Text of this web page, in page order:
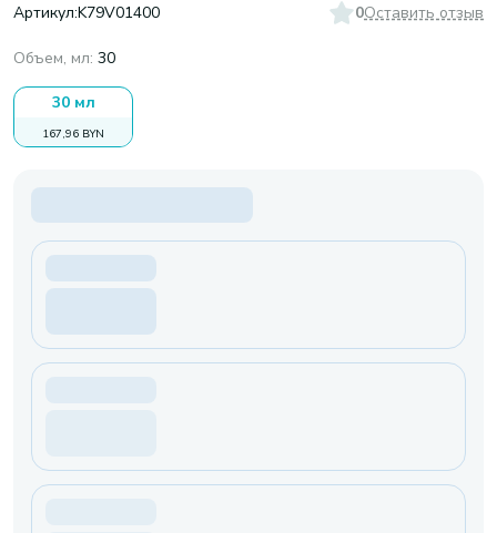
Артикул:K79V01400 0Оставить отзыв
Объем, мл: 30
30 мл
167,96 BYN